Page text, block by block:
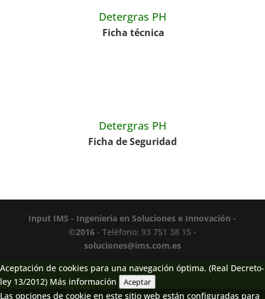
Detergras PH
Ficha técnica
Detergras PH
Ficha de Seguridad
Input IMS - Ingeniería en Soluciones e Innovación -
©2016- Teléfono: 93 751 38 15 -
soluciones@ims.com.es
Aceptación de cookies para una navegación óptima. (Real Decreto-
ley 13/2012) Más información Aceptar
Las opciones de cookie en este sitio web están configuradas para